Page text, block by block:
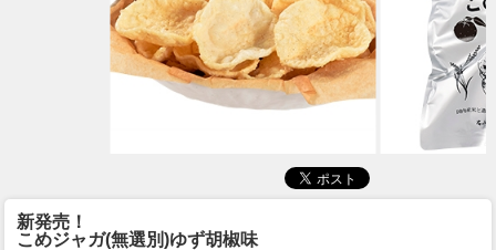
新発売！
こめジャガ(無選別)ゆず胡椒味